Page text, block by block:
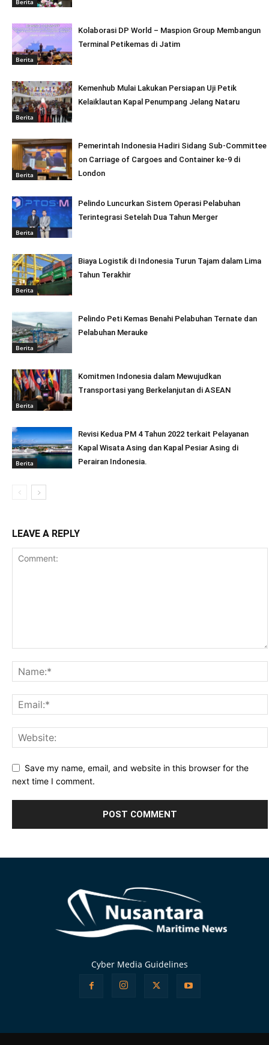
Berita
Kolaborasi DP World – Maspion Group Membangun
Terminal Petikemas di Jatim
Berita
Kemenhub Mulai Lakukan Persiapan Uji Petik
Kelaiklautan Kapal Penumpang Jelang Nataru
Berita
Pemerintah Indonesia Hadiri Sidang Sub-Committee
on Carriage of Cargoes and Container ke-9 di
London
Berita
Pelindo Luncurkan Sistem Operasi Pelabuhan
Terintegrasi Setelah Dua Tahun Merger
Berita
Biaya Logistik di Indonesia Turun Tajam dalam Lima
Tahun Terakhir
Berita
Pelindo Peti Kemas Benahi Pelabuhan Ternate dan
Pelabuhan Merauke
Berita
Komitmen Indonesia dalam Mewujudkan
Transportasi yang Berkelanjutan di ASEAN
Berita
Revisi Kedua PM 4 Tahun 2022 terkait Pelayanan
Kapal Wisata Asing dan Kapal Pesiar Asing di
Perairan Indonesia.
LEAVE A REPLY
Save my name, email, and website in this browser for the
next time I comment.
Cyber Media Guidelines